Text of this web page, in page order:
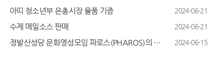
아띠 청소년부 은총시장 물품 기증 2024-06-21
수제 메밀소스 판매 2024-06-21
정발산성당 문화영성모임 파로스(PHAROS)의 서울성지순례길 1코스 체험기 2024-06-15